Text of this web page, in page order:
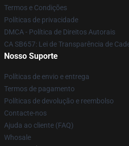
Termos e Condições
Políticas de privacidade
DMCA - Política de Direitos Autorais
CA SB657: Lei de Transparência de
Nosso Suporte
Políticas de envio e entrega
Termos de pagamento
Políticas de devolução e reembolso
Contacte-nos
Ajuda ao cliente (FAQ)
Whosale